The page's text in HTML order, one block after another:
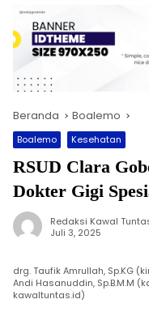
Beranda Boalemo
Boalemo Kesehatan
RSUD Clara
Dokter Gigi
Redaksi Kawal
Juli 3, 2025
drg. Taufik Amrullah, Sp.KG
Andi Hasanuddin, Sp.B.M.M
kawaltuntas.id)